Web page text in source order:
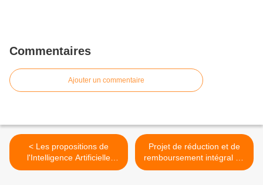
Commentaires
Ajouter un commentaire
< Les propositions de
l'Intelligence Artificielle
ChatGPT pour la réduction
Projet de réduction et de
remboursement intégral de
la dette publique française